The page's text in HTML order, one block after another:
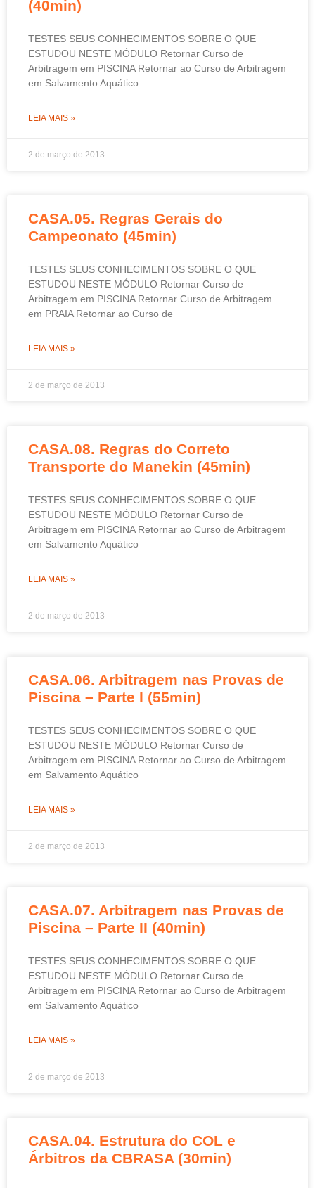
(40min)
TESTES SEUS CONHECIMENTOS SOBRE O QUE
ESTUDOU NESTE MÓDULO Retornar Curso de
Arbitragem em PISCINA Retornar ao Curso de Arbitragem
em Salvamento Aquático
LEIA MAIS »
2 de março de 2013
CASA.05. Regras Gerais do
Campeonato (45min)
TESTES SEUS CONHECIMENTOS SOBRE O QUE
ESTUDOU NESTE MÓDULO Retornar Curso de
Arbitragem em PISCINA Retornar Curso de Arbitragem
em PRAIA Retornar ao Curso de
LEIA MAIS »
2 de março de 2013
CASA.08. Regras do Correto
Transporte do Manekin (45min)
TESTES SEUS CONHECIMENTOS SOBRE O QUE
ESTUDOU NESTE MÓDULO Retornar Curso de
Arbitragem em PISCINA Retornar ao Curso de Arbitragem
em Salvamento Aquático
LEIA MAIS »
2 de março de 2013
CASA.06. Arbitragem nas Provas de
Piscina – Parte I (55min)
TESTES SEUS CONHECIMENTOS SOBRE O QUE
ESTUDOU NESTE MÓDULO Retornar Curso de
Arbitragem em PISCINA Retornar ao Curso de Arbitragem
em Salvamento Aquático
LEIA MAIS »
2 de março de 2013
CASA.07. Arbitragem nas Provas de
Piscina – Parte II (40min)
TESTES SEUS CONHECIMENTOS SOBRE O QUE
ESTUDOU NESTE MÓDULO Retornar Curso de
Arbitragem em PISCINA Retornar ao Curso de Arbitragem
em Salvamento Aquático
LEIA MAIS »
2 de março de 2013
CASA.04. Estrutura do COL e
Árbitros da CBRASA (30min)